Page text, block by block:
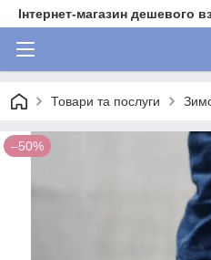
Інтернет-магазин дешевого
Товари та послуги
–50%